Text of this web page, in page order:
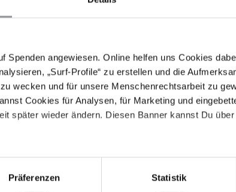
Spenden angewiesen. Online helfen uns Cookies
„Surf-Profile“ zu erstellen und die
wecken und für unsere Menschenrechtsarbeit zu
Cookies für Analysen, für Marketing und
später wieder ändern. Diesen Banner kannst Du
Präferenzen Statistik